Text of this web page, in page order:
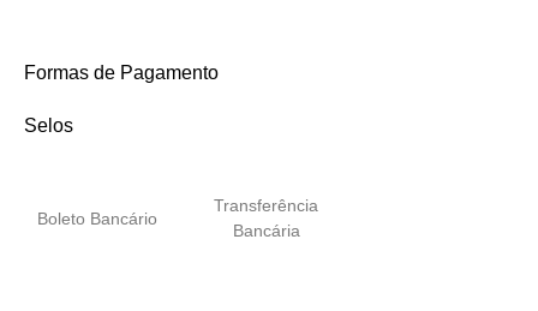
Formas de Pagamento
Selos
Boleto Bancário
Transferência
Bancária